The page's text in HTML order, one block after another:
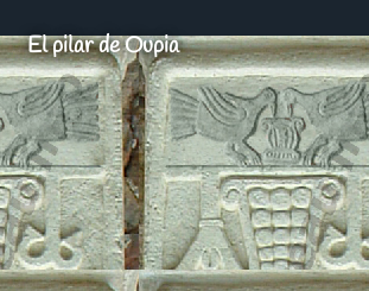
El pilar de Oupia